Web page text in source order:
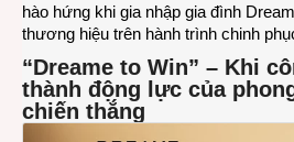
hào hứng khi gia nhập gia đình
thương hiệu trên hành trình chinh
“Dreame to Win” – Khi
thành động lực của
chiến thắng